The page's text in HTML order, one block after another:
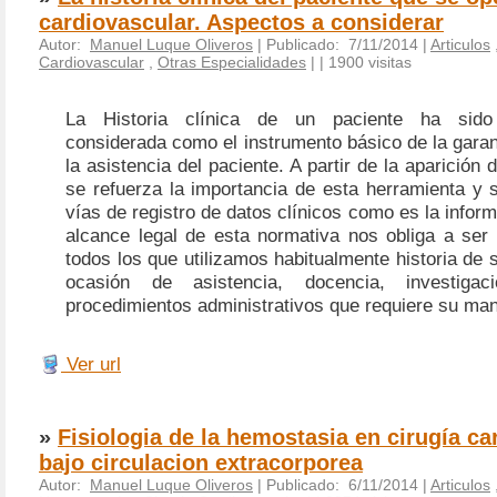
cardiovascular. Aspectos a considerar
Autor: Manuel Luque Oliveros | Publicado: 7/11/2014 | Articulos
Cardiovascular
Otras Especialidades | | 1900 visitas
La Historia clínica de un paciente ha sido
considerada como el instrumento básico de la
la asistencia del paciente. A partir de la aparición
se refuerza la importancia de esta herramienta y
vías de registro de datos clínicos como es la
alcance legal de esta normativa nos obliga a
todos los que utilizamos habitualmente historia de
ocasión de asistencia, docencia,
procedimientos administrativos que requiere su
Ver url
» Fisiologia de la hemostasia en cirugía
bajo circulacion extracorporea
Autor: Manuel Luque Oliveros | Publicado: 6/11/2014 | Articulos